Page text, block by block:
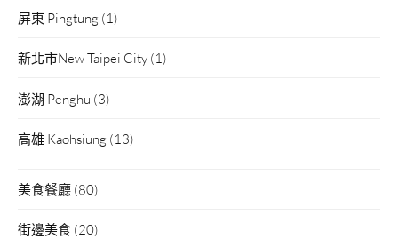
屏東 Pingtung (1)
新北市New Taipei City (1)
澎湖 Penghu (3)
高雄 Kaohsiung (13)
美食餐廳 (80)
街邊美食 (20)